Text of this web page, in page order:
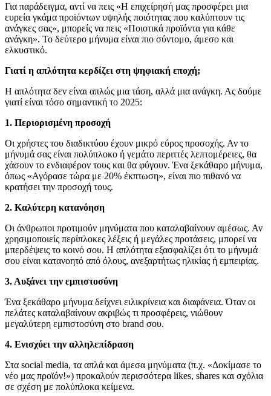
Για παράδειγμα, αντί να πεις «Η επιχείρησή μας προσφέρει μια
ευρεία γκάμα προϊόντων υψηλής ποιότητας που καλύπτουν τις
ανάγκες σας», μπορείς να πεις «Ποιοτικά προϊόντα για κάθε
ανάγκη». Το δεύτερο μήνυμα είναι πιο σύντομο, άμεσο και
ελκυστικό.
Γιατί η απλότητα κερδίζει στη ψηφιακή εποχή;
Η απλότητα δεν είναι απλώς μια τάση, αλλά μια ανάγκη. Ας δούμε
γιατί είναι τόσο σημαντική το 2025:
1. Περιορισμένη προσοχή
Οι χρήστες του διαδικτύου έχουν μικρό εύρος προσοχής. Αν το
μήνυμά σας είναι πολύπλοκο ή γεμάτο περιττές λεπτομέρειες, θα
χάσουν το ενδιαφέρον τους και θα φύγουν. Ένα ξεκάθαρο μήνυμα,
όπως «Αγόρασε τώρα με 20% έκπτωση», είναι πιο πιθανό να
κρατήσει την προσοχή τους.
2. Καλύτερη κατανόηση
Οι άνθρωποι προτιμούν μηνύματα που καταλαβαίνουν αμέσως. Αν
χρησιμοποιείς περίπλοκες λέξεις ή μεγάλες προτάσεις, μπορεί να
μπερδέψεις το κοινό σου. Η απλότητα εξασφαλίζει ότι το μήνυμά
σου είναι κατανοητό από όλους, ανεξαρτήτως ηλικίας ή εμπειρίας.
3. Αυξάνει την εμπιστοσύνη
Ένα ξεκάθαρο μήνυμα δείχνει ειλικρίνεια και διαφάνεια. Όταν οι
πελάτες καταλαβαίνουν ακριβώς τι προσφέρεις, νιώθουν
μεγαλύτερη εμπιστοσύνη στο brand σου.
4. Ενισχύει την αλληλεπίδραση
Στα social media, τα απλά και άμεσα μηνύματα (π.χ. «Δοκίμασε το
νέο μας προϊόν!») προκαλούν περισσότερα likes, shares και σχόλια
σε σχέση με πολύπλοκα κείμενα.